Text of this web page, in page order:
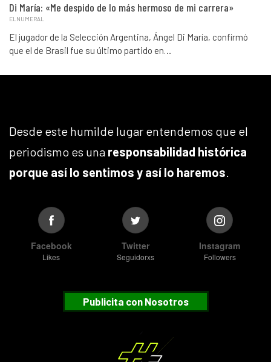
Di María: «Me despido de lo más hermoso de mi carrera»
ELNUMERAL
El jugador de la Selección Argentina, Ángel Di María, confirmó
que el de Brasil fue su último partido en…
Desde este humilde lugar entendemos que el
periodismo es una responsabilidad histórica
porque así lo sentimos y así lo haremos.
Facebook
Likes
Twitter
Seguidorxs
Instagram
Followers
Publicita con Nosotros